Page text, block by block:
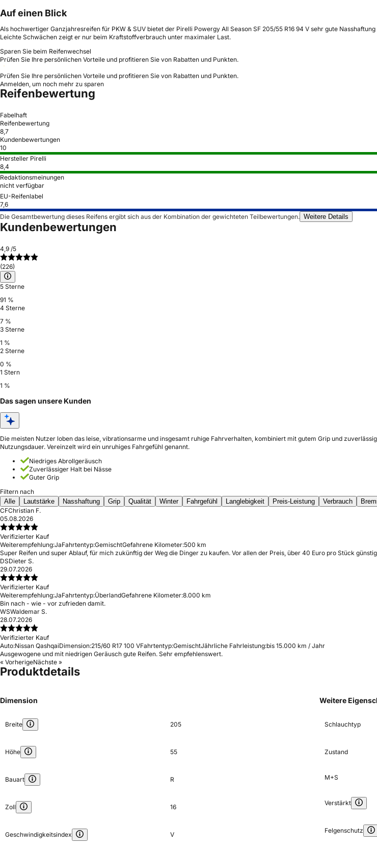
Auf einen Blick
Als hochwertiger Ganzjahresreifen für PKW & SUV bietet der Pirelli Powergy All Season SF 205/55 R16 94 V sehr gute
Leichte Schwächen zeigt er nur beim Kraftstoffverbrauch unter maximaler Last.
Sparen Sie beim Reifenwechsel
Prüfen Sie Ihre persönlichen Vorteile und profitieren Sie von Rabatten und Punkten.
Prüfen Sie Ihre persönlichen Vorteile und profitieren Sie von Rabatten und Punkten.
Anmelden, um noch mehr zu sparen
Reifenbewertung
Fabelhaft
Reifenbewertung
8,7
Kundenbewertungen
10
Hersteller Pirelli
8,4
Redaktionsmeinungen
nicht verfügbar
EU-Reifenlabel
7,6
Die Gesamtbewertung dieses Reifens ergibt sich aus der Kombination der gewichteten Teilbewertungen. Weitere Details
Kundenbewertungen
4,9 /5
(226)
5 Sterne
91 %
4 Sterne
7 %
3 Sterne
1 %
2 Sterne
0 %
1 Stern
1 %
Das sagen unsere Kunden
Die meisten Nutzer loben das leise, vibrationsarme und insgesamt ruhige Fahrverhalten, kombiniert mit gutem Grip und
Nutzungsdauer. Vereinzelt wird ein unruhiges Fahrgefühl genannt.
Niedriges Abrollgeräusch
Zuverlässiger Halt bei Nässe
Guter Grip
Filtern nach
Alle
Lautstärke Nasshaftung Grip Qualität Winter Fahrgefühl Langlebigkeit Preis-Leistung Verbrauch
CFChristian F.
05.08.2026
Verifizierter Kauf
Weiterempfehlung:JaFahrtentyp:GemischtGefahrene Kilometer:500 km
Super Reifen und super Ablauf, für mich zukünftig der Weg die Dinger zu kaufen. Vor allen der Preis, über 40 Euro pro Stück
DSDieter S.
29.07.2026
Verifizierter Kauf
Weiterempfehlung:JaFahrtentyp:ÜberlandGefahrene Kilometer:8.000 km
Bin nach - wie - vor zufrieden damit.
WSWaldemar S.
28.07.2026
Verifizierter Kauf
Auto:Nissan QashqaiDimension:215/60 R17 100 VFahrtentyp:GemischtJährliche Fahrleistung:bis 15.000 km / Jahr
Ausgewogene und mit niedrigen Geräusch gute Reifen. Sehr empfehlenswert.
« VorherigeNächste »
Produktdetails
Dimension
Breite 205
Höhe 55
Bauart R
Zoll 16
Geschwindigkeitsindex V
Weitere
Schlauchtyp
Zustand
M+S
Verstärkt
Felgenschutz